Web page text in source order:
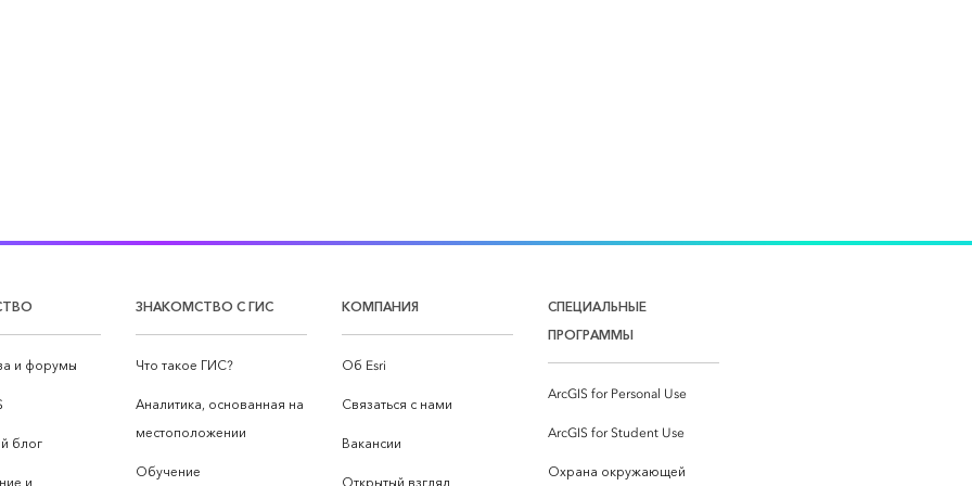
и форумы
блог
и
ЗНАКОМСТВО С ГИС
Что такое ГИС?
Аналитика, основанная на
местоположении
Обучение
КОМПАНИЯ
Об Esri
Связаться с нами
Вакансии
Открытый взгляд
СПЕЦИАЛЬНЫЕ
ПРОГРАММЫ
ArcGIS for Personal Use
ArcGIS for Student Use
Охрана окружающей